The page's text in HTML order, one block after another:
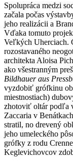
Spolupráca medzi
začala počas
jeho realizácii a
Vďaka tomuto
Veľkých Uherciach.
rozostavaného
architekta Aloisa
ako všestranným
Bildhauer aus
vyzdobiť grófkinu
miestnostiach)
zhotoviť oltár podľa
Zaccaria v
stratil, no drevený
jeho umeleckého
grófky z rodu
Keglevichovcov